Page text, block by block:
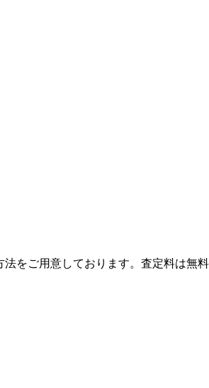
をご用意しております。査定料は無